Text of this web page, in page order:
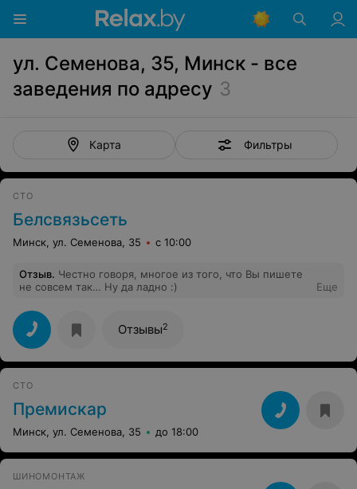
ул. Семенова, 35, Минск - все
заведения по адресу 3
Карта Фильтры
СТО
Белсвязьсеть
Минск, ул. Семенова, 35 с 10:00
Отзыв. Честно говоря, многое из того, что Вы пишете
не совсем так… Ну да ладно :)
Еще
Отзывы2
СТО
Премискар
Минск, ул. Семенова, 35 до 18:00
ШИНОМОНТАЖ